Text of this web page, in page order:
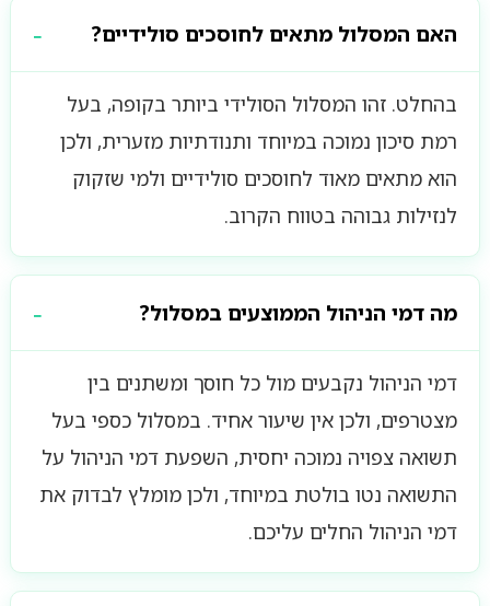
האם המסלול מתאים לחוסכים סולידיים?
בהחלט. זהו המסלול הסולידי ביותר בקופה, בעל
רמת סיכון נמוכה במיוחד ותנודתיות מזערית, ולכן
הוא מתאים מאוד לחוסכים סולידיים ולמי שזקוק
לנזילות גבוהה בטווח הקרוב.
מה דמי הניהול הממוצעים במסלול?
דמי הניהול נקבעים מול כל חוסך ומשתנים בין
מצטרפים, ולכן אין שיעור אחיד. במסלול כספי בעל
תשואה צפויה נמוכה יחסית, השפעת דמי הניהול על
התשואה נטו בולטת במיוחד, ולכן מומלץ לבדוק את
דמי הניהול החלים עליכם.